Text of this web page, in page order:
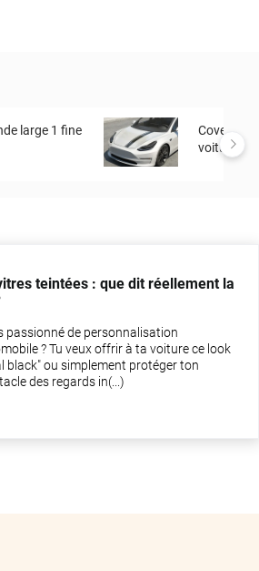
large 1 fine
Covering
voiture
teintées : que dit réellement la
passionné de personnalisation
? Tu veux offrir à ta voiture ce look
black" ou simplement protéger ton
des regards in(...)